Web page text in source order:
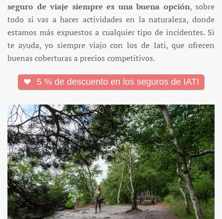
seguro de viaje siempre es una buena opción, sobre
todo si vas a hacer actividades en la naturaleza, donde
estamos más expuestos a cualquier tipo de incidentes. Si
te ayuda, yo siempre viajo con los de Iati, que ofrecen
buenas coberturas a precios competitivos.
5 % de descuento en los seguros de IATI